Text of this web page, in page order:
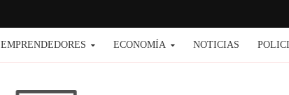
EMPRENDEDORES ECONOMÍA NOTICIAS